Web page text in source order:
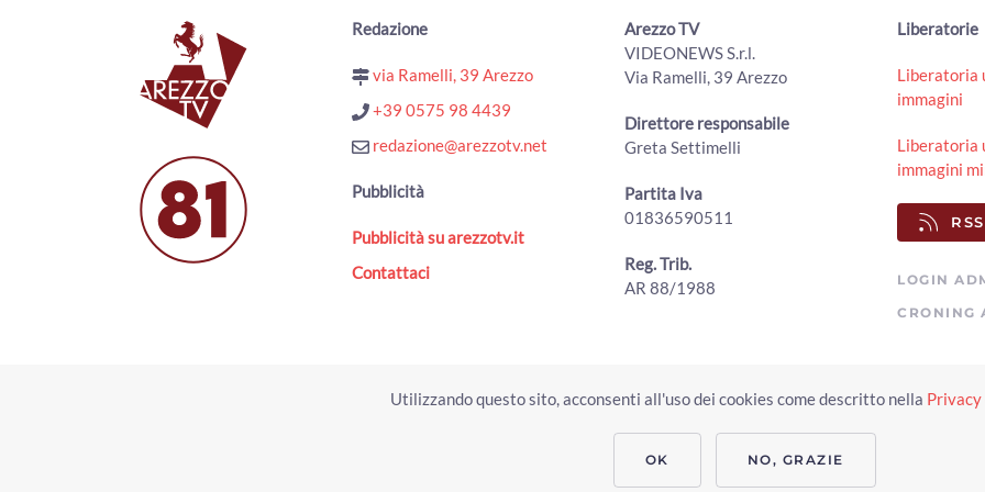
Redazione
via Ramelli, 39 Arezzo
+39 0575 98 4439
redazione@arezzotv.net
Pubblicità
Pubblicità su arezzotv.it
Contattaci
Arezzo TV
VIDEONEWS S.r.l.
Via Ramelli, 39 Arezzo
Direttore responsabile
Greta Settimelli
Partita Iva
01836590511
Reg. Trib.
AR 88/1988
Liberatorie
Liberatoria
immagini
Liberatoria
immagini
LOGIN
CRONING
Realizzato da Click & Fly Arezzo 2023
Soluzioni web video fotografia
Utilizzando questo sito, acconsenti all'uso dei cookies come descritto nella Privacy
OK NO, GRAZIE